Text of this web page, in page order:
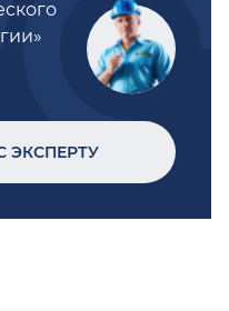
ЭКСПЕРТУ